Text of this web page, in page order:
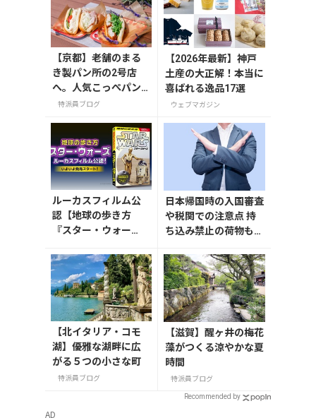
【京都】老舗のまる
き製パン所の2号店
へ。人気こっぺパン
を市役所で味わう
特派員ブログ
【2026年最新】神戸
土産の大正解！本当に
喜ばれる逸品17選
ウェブマガジン
ルーカスフィルム公
認【地球の歩き方
『スター・ウォー
売！初回限定版はホ
ログラム仕様の特製
リバーシブル帯付き
日本帰国時の入国審査
や税関での注意点 持
ち込み禁止の荷物も解
【北イタリア・コモ
湖】優雅な湖畔に広
がる５つの小さな町
特派員ブログ
【滋賀】醒ヶ井の梅花
藻がつくる涼やかな夏
時間
特派員ブログ
Recommended by
AD